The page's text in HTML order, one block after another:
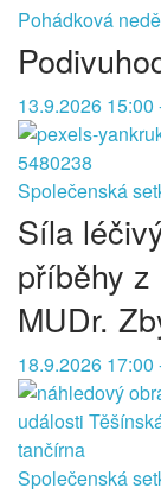
Pohádková
13.9.2026 15:00
Společenská
Síla
příběhy z
MUDr.
18.9.2026 17:00
Společenská